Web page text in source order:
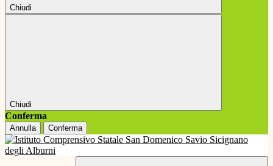
Chiudi
Chiudi
Conferma
Annulla Conferma